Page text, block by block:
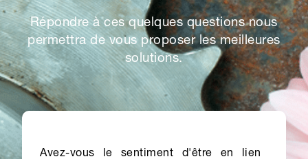
Répondre à ces quelques questions nous
permettra de vous proposer les meilleures
solutions.
Avez-vous le sentiment d'être en lien